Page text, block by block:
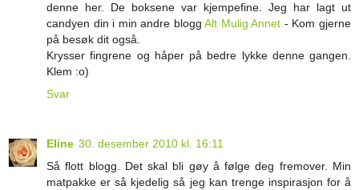
denne her. De boksene var kjempefine. Jeg har lagt ut
candyen din i min andre bloggAlt Mulig Annet - Kom gjerne
på besøk dit også.
Krysser fingrene og håper på bedre lykke denne gangen.
Klem :o)
Svar
Eline 30. desember 2010 kl. 16:11
Så flott blogg. Det skal bli gøy å følge deg fremover. Min
matpakke er så kjedelig så jeg kan trenge inspirasjon for å